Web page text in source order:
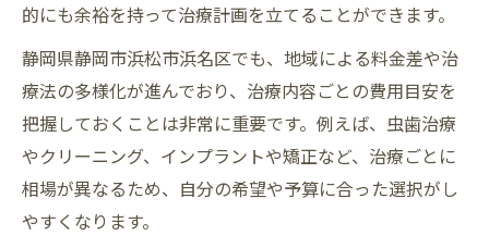
的にも余裕を持って治療計画を立てることができます。
静岡県静岡市浜松市浜名区でも、地域による料金差や治
療法の多様化が進んでおり、治療内容ごとの費用目安を
把握しておくことは非常に重要です。例えば、虫歯治療
やクリーニング、インプラントや矯正など、治療ごとに
相場が異なるため、自分の希望や予算に合った選択がし
やすくなります。